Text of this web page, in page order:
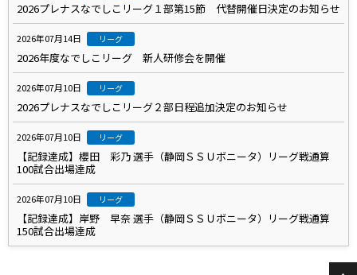
2026プレナスなでしこリーグ１部第15節 代替開催日決定のお知らせ
2026年07月14日 リーグ
2026年度なでしこリーグ 新人研修会を開催
2026年07月10日 リーグ
2026プレナスなでしこリーグ２部日程追加決定のお知らせ
2026年07月10日 リーグ
【記録達成】櫻田 彩乃 選手（静岡ＳＳＵボニータ）リーグ戦通算
100試合出場達成
2026年07月10日 リーグ
【記録達成】岸野 早奈 選手（静岡ＳＳＵボニータ）リーグ戦通算
150試合出場達成